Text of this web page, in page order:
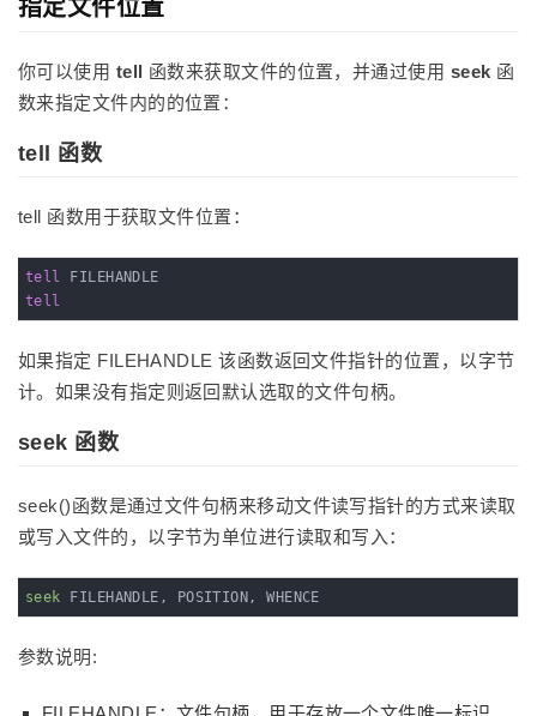
指定文件位置
你可以使用 tell 函数来获取文件的位置，并通过使用 seek 函
数来指定文件内的的位置：
tell 函数
tell 函数用于获取文件位置：
tell
tell
如果指定 FILEHANDLE 该函数返回文件指针的位置，以字节
计。如果没有指定则返回默认选取的文件句柄。
seek 函数
seek()函数是通过文件句柄来移动文件读写指针的方式来读取
或写入文件的，以字节为单位进行读取和写入：
seek FILEHANDLE, POSITION, WHENCE
参数说明: